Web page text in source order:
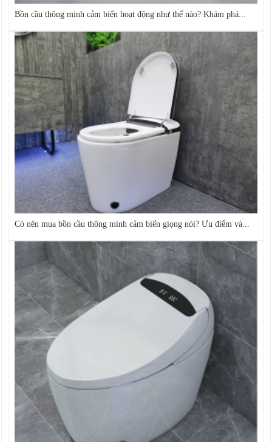
Bồn cầu thông minh cảm biến hoạt động như thế nào? Khám phá...
Có nên mua bồn cầu thông minh cảm biến giọng nói? Ưu điểm và...